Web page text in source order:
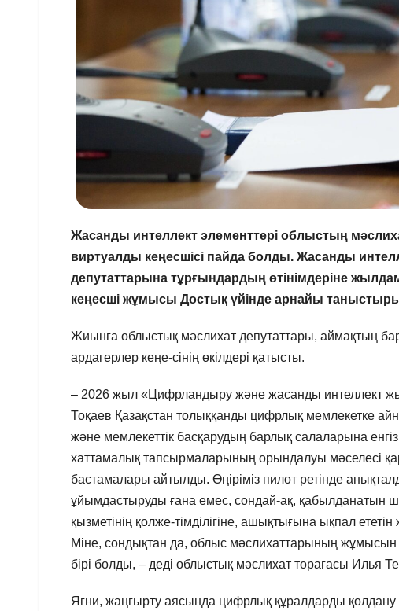
Жасанды интеллект элементтері облыстың
виртуалды кеңесшісі пайда болды. Жасанды
депутаттарына тұрғындардың өтінімдеріне
кеңесші жұмысы Достық үйінде арнайы
Жиынға облыстық мәслихат депутаттары, аймақтың
ардагерлер кеңе-сінің өкілдері қатысты.
– 2026 жыл «Цифрландыру және жасанды интеллект
Тоқаев Қазақстан толыққанды цифрлық мемлекетке
және мемлекеттік басқарудың барлық салаларына
хаттамалық тапсырмаларының орындалуы мәселесі
бастамалары айтылды. Өңіріміз пилот ретінде
ұйымдастыруды ғана емес, сондай-ақ, қабылданатын
қызметінің қолже-тімділігіне, ашықтығына ықпал
Міне, сондықтан да, облыс мәслихаттарының
бірі болды, – деді облыстық мәслихат төрағасы Илья
Яғни, жаңғырту аясында цифрлық құралдарды қолдану